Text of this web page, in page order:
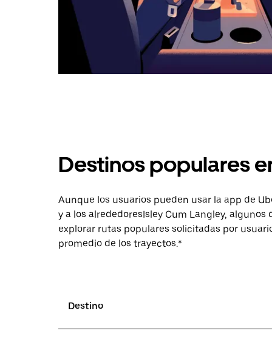
Destinos populares
Aunque los usuarios pueden usar la app de
y a los alrededoresIsley Cum Langley,
explorar rutas populares solicitadas por
promedio de los trayectos.*
Destino